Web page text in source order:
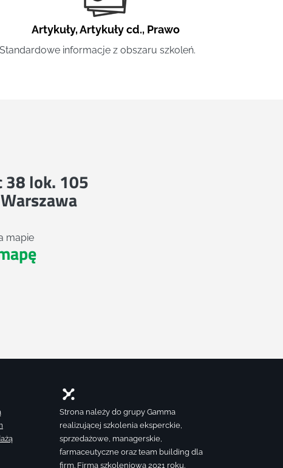
Artykuły,Artykuły cd., Prawo
Standardowe informacje z obszaru szkoleń.
38 lok. 105
mapie
Strona należy do grupy Gamma
realizującej szkolenia eksperckie,
sprzedażowe, managerskie,
farmaceutyczne oraz team building dla
firm. Firma szkoleniowa 2021 roku.